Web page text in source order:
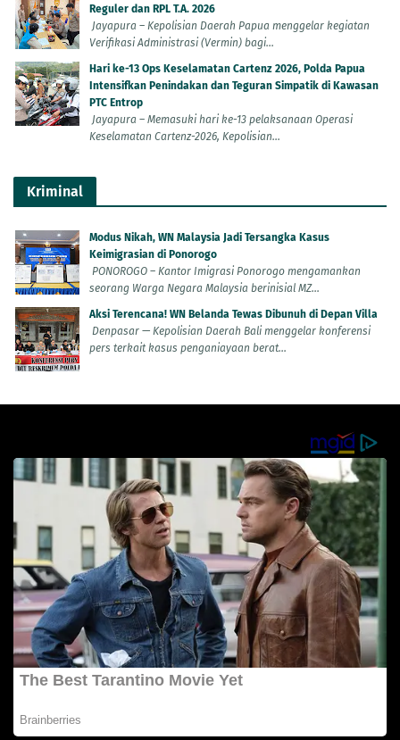
Reguler dan RPL T.A. 2026
Jayapura – Kepolisian Daerah Papua menggelar kegiatan
Verifikasi Administrasi (Vermin) bagi...
Hari ke-13 Ops Keselamatan Cartenz 2026, Polda Papua
Intensifkan Penindakan dan Teguran Simpatik di Kawasan
PTC Entrop
Jayapura – Memasuki hari ke-13 pelaksanaan Operasi
Keselamatan Cartenz-2026, Kepolisian...
Kriminal
Modus Nikah, WN Malaysia Jadi Tersangka Kasus
Keimigrasian di Ponorogo
PONOROGO – Kantor Imigrasi Ponorogo mengamankan
seorang Warga Negara Malaysia berinisial MZ...
Aksi Terencana! WN Belanda Tewas Dibunuh di Depan Villa
Denpasar — Kepolisian Daerah Bali menggelar konferensi
pers terkait kasus penganiayaan berat...